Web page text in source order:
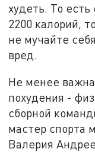
худеть. То
2200 калорий,
не мучайте
вред.
Не менее
похудения -
сборной
мастер спорта
Валерия